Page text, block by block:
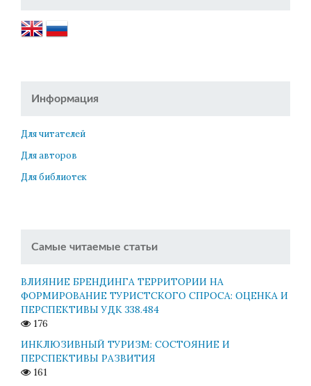
Информация
Для читателей
Для авторов
Для библиотек
Самые читаемые статьи
ВЛИЯНИЕ БРЕНДИНГА ТЕРРИТОРИИ НА
ФОРМИРОВАНИЕ ТУРИСТСКОГО СПРОСА: ОЦЕНКА И
ПЕРСПЕКТИВЫ УДК 338.484
176
ИНКЛЮЗИВНЫЙ ТУРИЗМ: СОСТОЯНИЕ И
ПЕРСПЕКТИВЫ РАЗВИТИЯ
161